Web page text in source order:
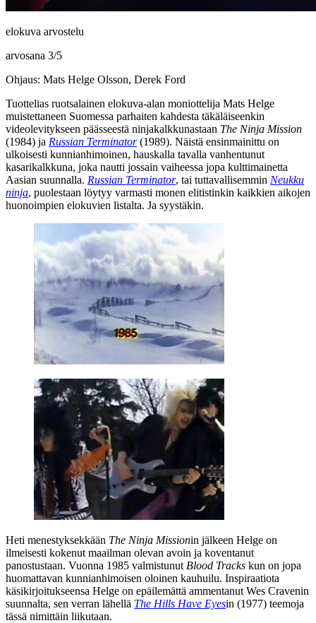
elokuva arvostelu
arvosana 3/5
Ohjaus: Mats Helge Olsson, Derek Ford
Tuottelias ruotsalainen elokuva-alan moniottelija Mats Helge
muistettaneen Suomessa parhaiten kahdesta täkäläiseenkin
videolevitykseen päässeestä ninjakalkkunastaan The Ninja Mission
(1984) ja Russian Terminator(1989). Näistä ensinmainittu on
ulkoisesti kunnianhimoinen, hauskalla tavalla vanhentunut
kasarikalkkuna, joka nautti jossain vaiheessa jopa kulttimainetta
Aasian suunnalla. Russian Terminator, tai tuttavallisemmin Neukku
ninja, puolestaan löytyy varmasti monen elitistinkin kaikkien aikojen
huonoimpien elokuvien listalta. Ja syystäkin.
Heti menestyksekkään The Ninja Missionin jälkeen Helge on
ilmeisesti kokenut maailman olevan avoin ja koventanut
panostustaan. Vuonna 1985 valmistunut Blood Tracks kun on jopa
huomattavan kunnianhimoisen oloinen kauhuilu. Inspiraatiota
käsikirjoitukseensa Helge on epäilemättä ammentanut Wes Cravenin
suunnalta, sen verran lähellä The Hills Have Eyesin (1977) teemoja
tässä nimittäin liikutaan.